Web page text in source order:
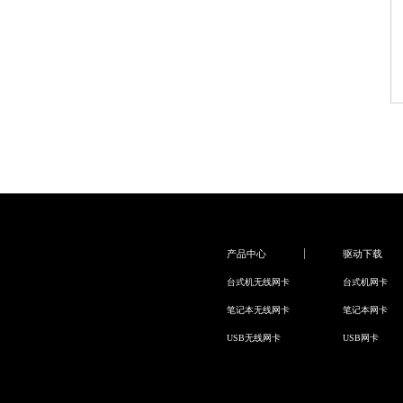
产品中心
台式机无线网卡
笔记本无线网卡
USB无线网卡
驱动下载
台式机网卡
笔记本网卡
USB网卡